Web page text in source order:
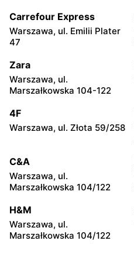
Adidas
Adidas
Warszawy 31/74
Adidas
Adidas
93/95
Adidas
Carrefour Express
Warszawa, ul. Emilii Plater
47
Zara
Warszawa, ul.
Marszałkowska 104-122
4F
Warszawa, ul. Złota 59/258
C&A
Warszawa, ul.
Marszałkowska 104/122
H&M
Warszawa, ul.
Marszałkowska 104/122